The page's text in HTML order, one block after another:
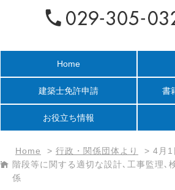
Home
建築士免許申請 書
お役立ち情報
Home > 行政・関係団体より > 4月
階段等に関する適切な設計､工事監理､
係